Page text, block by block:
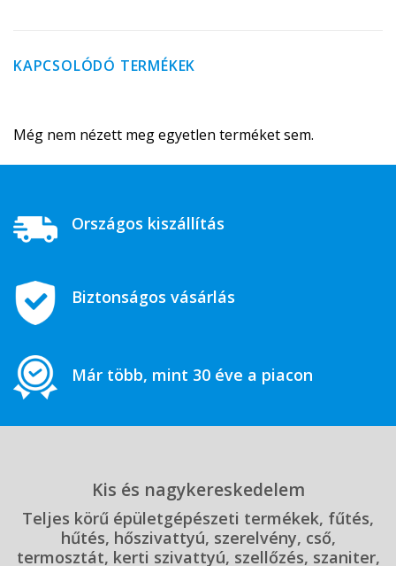
KAPCSOLÓDÓ TERMÉKEK
Még nem nézett meg egyetlen terméket sem.
Országos kiszállítás
Biztonságos vásárlás
Már több, mint 30 éve a piacon
Kis és nagykereskedelem
Teljes körű épületgépészeti termékek, fűtés,
hűtés, hőszivattyú, szerelvény, cső,
termosztát, kerti szivattyú, szellőzés, szaniter,